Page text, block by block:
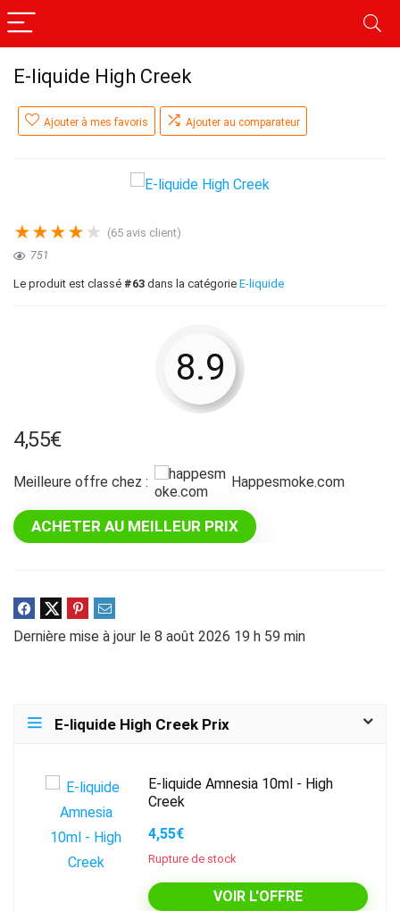
E-liquide High Creek
Ajouter à mes favoris Ajouter au comparateur
★★★★ ★ (65 avis client)
751
Le produit est classé #63 dans la catégorie E-liquide
8.9
4,55€
Meilleure offre chez : happesmoke.com
ACHETER AU MEILLEUR PRIX
Dernière mise à jour le 8 août 2026 19 h 59 min
E-liquide High Creek Prix
E-liquide Amnesia 10ml - High
Creek
4,55€
Rupture de stock
VOIR L'OFFRE